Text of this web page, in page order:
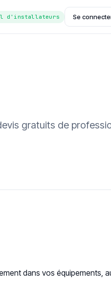
d'installateurs Se
gratuits de
dans vos équipements,